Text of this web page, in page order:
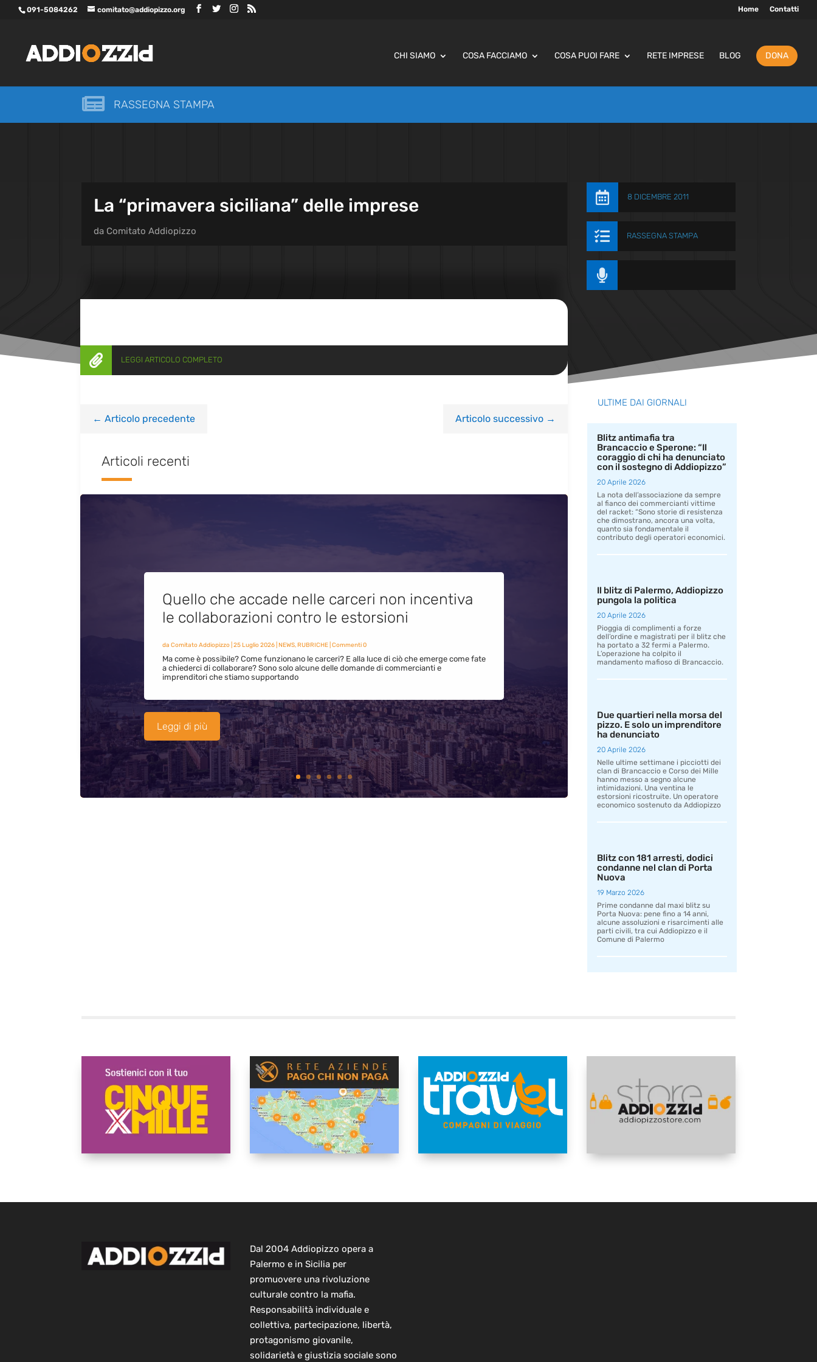
091-5084262 comitato@addiopizzo.org Home Contatti
CHI SIAMO COSA FACCIAMO COSA PUOI FARE RETE IMPRESE BLOG DONA
 RASSEGNA STAMPA
La “primavera siciliana” delle imprese
da Comitato Addiopizzo
 8 DICEMBRE 2011
 RASSEGNA STAMPA

 LEGGI ARTICOLO COMPLETO
← Articolo precedente Articolo successivo→
Articoli recenti
Quello che accade nelle carceri non incentiva
le collaborazioni contro le estorsioni
da Comitato Addiopizzo| 25 Luglio 2026| NEWS,RUBRICHE| Commenti 0
Ma come è possibile? Come funzionano le carceri? E alla luce di ciò che emerge come fate
a chiederci di collaborare? Sono solo alcune delle domande di commercianti e
imprenditori che stiamo supportando
Leggi di più
ULTIME DAI GIORNALI
Blitz antimafia tra
Brancaccio e Sperone: “Il
coraggio di chi ha denunciato
con il sostegno di Addiopizzo”
20 Aprile 2026
La nota dell’associazione da sempre
al fianco dei commercianti vittime
del racket: “Sono storie di resistenza
che dimostrano, ancora una volta,
quanto sia fondamentale il
contributo degli operatori economici.
Il blitz di Palermo, Addiopizzo
pungola la politica
20 Aprile 2026
Pioggia di complimenti a forze
dell’ordine e magistrati per il blitz che
ha portato a 32 fermi a Palermo.
L’operazione ha colpito il
mandamento mafioso di Brancaccio.
Due quartieri nella morsa del
pizzo. E solo un imprenditore
ha denunciato
20 Aprile 2026
Nelle ultime settimane i picciotti dei
clan di Brancaccio e Corso dei Mille
hanno messo a segno alcune
intimidazioni. Una ventina le
estorsioni ricostruite. Un operatore
economico sostenuto da Addiopizzo
Blitz con 181 arresti, dodici
condanne nel clan di Porta
Nuova
19 Marzo 2026
Prime condanne dal maxi blitz su
Porta Nuova: pene fino a 14 anni,
alcune assoluzioni e risarcimenti alle
parti civili, tra cui Addiopizzo e il
Comune di Palermo
Dal 2004 Addiopizzo opera a
Palermo e in Sicilia per
promuovere una rivoluzione
culturale contro la mafia.
Responsabilità individuale e
collettiva, partecipazione, libertà,
protagonismo giovanile,
solidarietà e giustizia sociale sono